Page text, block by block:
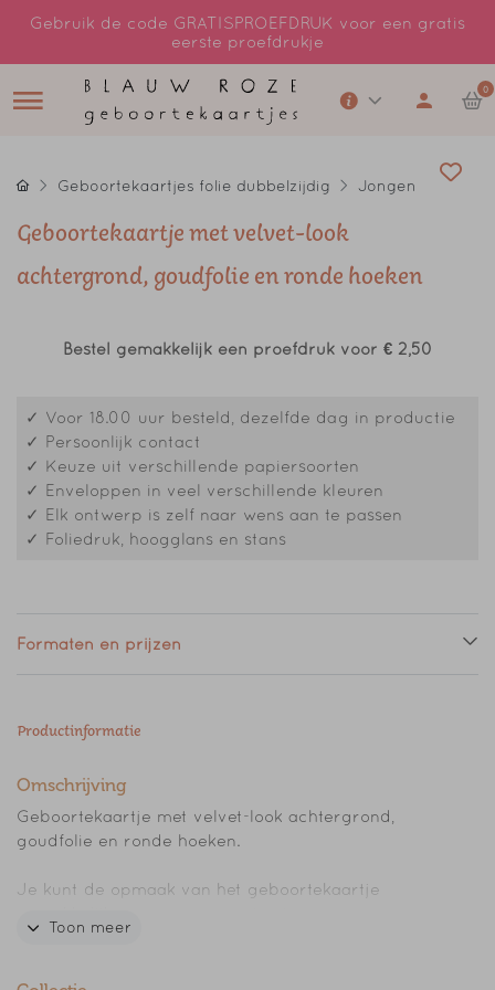
Gebruik de code GRATISPROEFDRUK voor een gratis
eerste proefdrukje
0
Geboortekaartjes folie dubbelzijdig Jongen
Geboortekaartje met velvet-look
achtergrond, goudfolie en ronde hoeken
Bestel gemakkelijk een proefdruk voor € 2,50
✓ Voor 18.00 uur besteld, dezelfde dag in productie
✓ Persoonlijk contact
✓ Keuze uit verschillende papiersoorten
✓ Enveloppen in veel verschillende kleuren
✓ Elk ontwerp is zelf naar wens aan te passen
✓ Foliedruk, hoogglans en stans
Formaten en prijzen
Productinformatie
Omschrijving
Geboortekaartje met velvet-look achtergrond,
goudfolie en ronde hoeken.
Je kunt de opmaak van het geboortekaartje
kaartje of in een ander formaat, neem dan gerust
Toon meer